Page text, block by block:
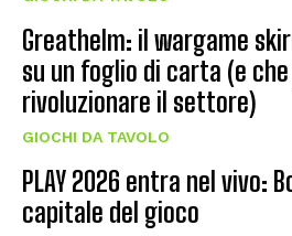
Greathelm: il wargame
su un foglio di carta (e
rivoluzionare il settore)
GIOCHI DA TAVOLO
PLAY 2026 entra nel vivo:
capitale del gioco